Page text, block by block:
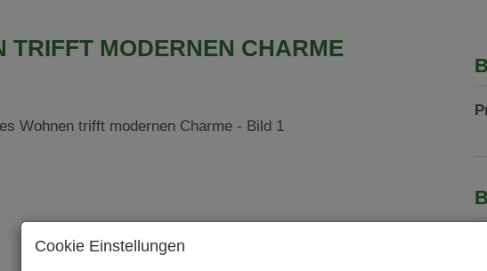
TRIFFT MODERNEN CHARME
Cookie Einstellungen